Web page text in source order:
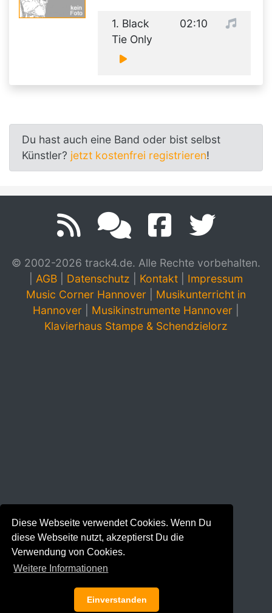
Diese Webseite verwendet Cookies. Wenn Du
diese Webseite nutzt, akzeptierst Du die
Verwendung von Cookies.
Weitere Informationen
Einverstanden
1. Black
Tie Only
02:10
Du hast auch eine Band oder bist selbst
Künstler? jetzt kostenfrei registrieren!
© 2002-2026 track4.de. Alle Rechte vorbehalten.
AGB Datenschutz Kontakt
Impressum
Music Corner Hannover
Musikunterricht in
Hannover
Musikinstrumente Hannover
Klavierhaus Stampe & Schendzielorz